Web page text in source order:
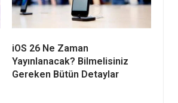
iOS 26 Ne Zaman
Yayınlanacak? Bilmelisiniz
Gereken Bütün Detaylar